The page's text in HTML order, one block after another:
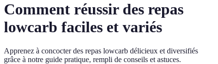
Comment réussir des repas
lowcarb faciles et variés
Apprenez à concocter des repas lowcarb délicieux et diversifiés
grâce à notre guide pratique, rempli de conseils et astuces.